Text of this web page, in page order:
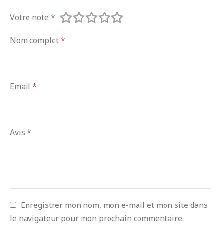
Votre note *
Nom complet*
Email *
Avis *
Enregistrer mon nom, mon e-mail et mon site dans
le navigateur pour mon prochain commentaire.